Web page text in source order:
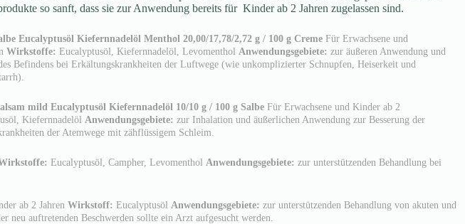
so sanft, dass sie zur Anwendung bereits für Kinder ab 2 Jahren zugelassen sind.
Eucalyptusöl Kiefernnadelöl Menthol 20,00/17,78/2,72 g / 100 g Creme Für Erwachsene und
Wirkstoffe: Eucalyptusöl, Kiefernnadelöl, Levomenthol Anwendungsgebiete: zur äußeren Anwendung und
Befindens bei Erkältungskrankheiten der Luftwege (wie unkomplizierter Schnupfen, Heiserkeit und
mild Eucalyptusöl Kiefernnadelöl 10/10 g / 100 g Salbe Für Erwachsene und Kinder ab 2
Kiefernnadelöl Anwendungsgebiete: zur Inhalation und äußerlichen Anwendung zur Besserung der
der Atemwege mit zähflüssigem Schleim.
Eucalyptusöl, Campher, Levomenthol Anwendungsgebiete: zur unterstützenden Behandlung bei
ab 2 Jahren Wirkstoff: Eucalyptusöl Anwendungsgebiete: zur unterstützenden Behandlung von akuten und
auftretenden Beschwerden sollte ein Arzt aufgesucht werden.